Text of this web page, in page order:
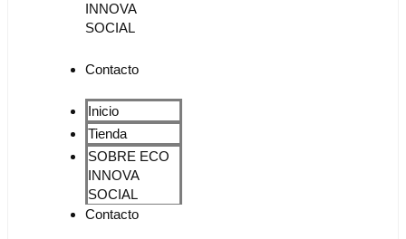
INNOVA
SOCIAL
Contacto
Inicio
Tienda
SOBRE ECO
INNOVA
SOCIAL
Contacto